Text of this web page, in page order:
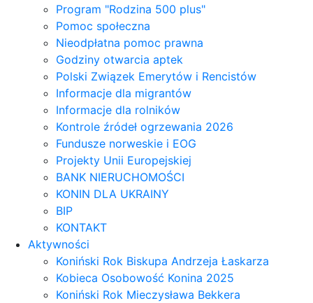
Program "Rodzina 500 plus"
Pomoc społeczna
Nieodpłatna pomoc prawna
Godziny otwarcia aptek
Polski Związek Emerytów i Rencistów
Informacje dla migrantów
Informacje dla rolników
Kontrole źródeł ogrzewania 2026
Fundusze norweskie i EOG
Projekty Unii Europejskiej
BANK NIERUCHOMOŚCI
KONIN DLA UKRAINY
BIP
KONTAKT
Aktywności
Koniński Rok Biskupa Andrzeja Łaskarza
Kobieca Osobowość Konina 2025
Koniński Rok Mieczysława Bekkera